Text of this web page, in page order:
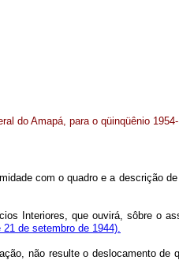
do Amapá, para o qüinqüênio
com o quadro e a descrição
Interiores, que ouvirá, sôbre o
de setembro de 1944).
não resulte o deslocamento de